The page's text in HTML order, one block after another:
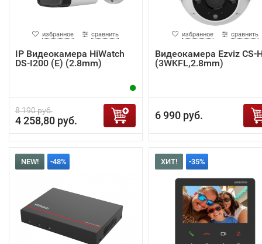
избранное сравнить
IP Видеокамера HiWatch
DS-I200 (E) (2.8mm)
8 190 руб.
4 258,80 руб.
избранное сравнить
Видеокамера Ezviz CS-
(3WKFL,2.8mm)
6 990 руб.
NEW! -48% ХИТ! -35%